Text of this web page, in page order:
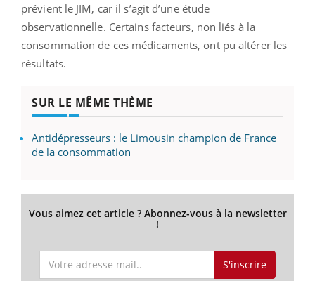
prévient le JIM, car il s’agit d’une étude
observationnelle. Certains facteurs, non liés à la
consommation de ces médicaments, ont pu altérer les
résultats.
SUR LE MÊME THÈME
Antidépresseurs : le Limousin champion de France
de la consommation
Vous aimez cet article ? Abonnez-vous à la newsletter
!
S'inscrire